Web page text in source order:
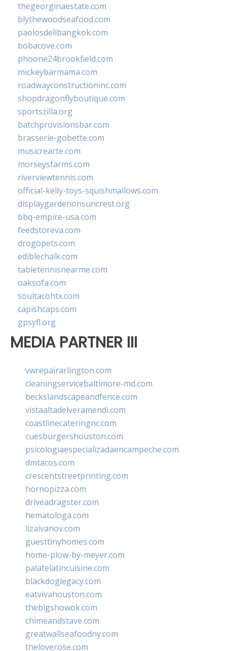
thegeorginaestate.com
blythewoodseafood.com
paolosdelibangkok.com
bobacove.com
phoone24brookfield.com
mickeybarmama.com
roadwayconstructioninc.com
shopdragonflyboutique.com
sportszilla.org
batchprovisionsbar.com
brasserie-gobette.com
musicrearte.com
morseysfarms.com
riverviewtennis.com
official-kelly-toys-squishmallows.com
displaygardenonsuncrest.org
bbq-empire-usa.com
feedstoreva.com
drogopets.com
ediblechalk.com
tabletennisnearme.com
oaksofa.com
soultacohtx.com
capishcaps.com
gpsyfl.org
MEDIA PARTNER III
vwrepairarlington.com
cleaningservicebaltimore-md.com
beckslandscapeandfence.com
vistaaltadelveramendi.com
coastlinecateringnc.com
cuesburgershouston.com
psicologiaespecializadaencampeche.com
dmtacos.com
crescentstreetprinting.com
hornopizza.com
driveadragster.com
hematologa.com
lizaivanov.com
guesttinyhomes.com
home-plow-by-meyer.com
palatelatincuisine.com
blackdoglegacy.com
eatvivahouston.com
thebigshowok.com
chimeandstave.com
greatwallseafoodny.com
theloverose.com